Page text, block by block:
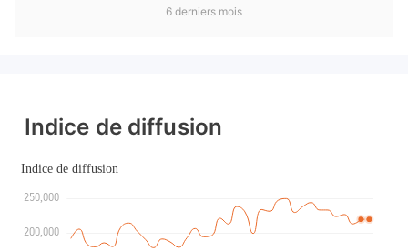
6 derniers mois
Indice de diffusion